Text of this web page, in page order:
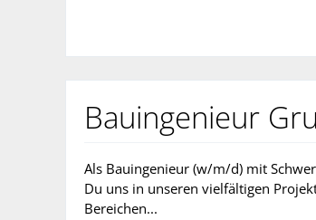
Bauingenieur
Als Bauingenieur (w/m/d) mit
Du uns in unseren vielfältigen
Bereichen...